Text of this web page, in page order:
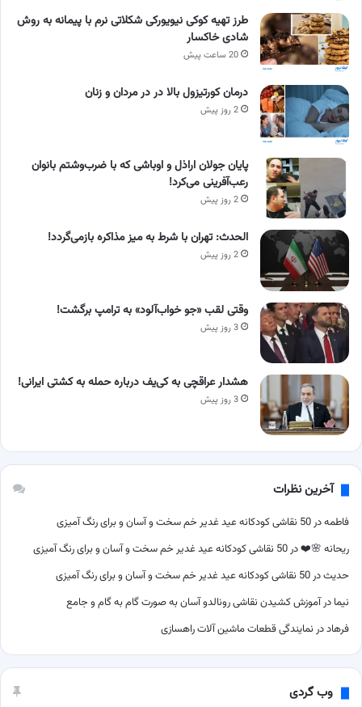
طرز تهیه کوکی نیویورکی شکلاتی نرم با پیمانه به روش
شادی خاکسار
20 ساعت پیش
درمان کورتیزول بالا در در مردان و زنان
2 روز پیش
پایان جولان اراذل و اوباشی که با ضرب‌وشتم بانوان
رعب‌آفرینی می‌کرد!
2 روز پیش
الحدث: تهران با شرط به میز مذاکره بازمی‌گردد!
2 روز پیش
وقتی لقب «جو خواب‌آلود» به ترامپ برگشت!
3 روز پیش
هشدار عراقچی به کی‌یف درباره حمله به کشتی ایرانی!
3 روز پیش
آخرین نظرات
فاطمهدر50 نقاشی کودکانه عید غدیر خم سخت و آسان و برای رنگ آمیزی
ریحانه 🌸❤️در50 نقاشی کودکانه عید غدیر خم سخت و آسان و برای رنگ آمیزی
حدیثدر50 نقاشی کودکانه عید غدیر خم سخت و آسان و برای رنگ آمیزی
نیما درآموزش کشیدن نقاشی رونالدو آسان به صورت گام به گام و جامع
فرهاددر نمایندگی قطعات ماشین آلات راهسازی
وب گردی